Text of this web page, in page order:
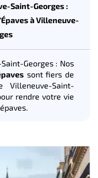
Saint-Georges :
à Villeneuve-
Georges : Nos
sont fiers de
Saint-
rendre votre vie